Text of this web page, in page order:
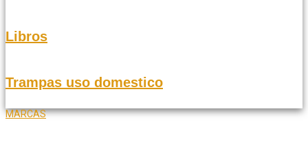
Libros
Trampas uso domestico
MARCAS